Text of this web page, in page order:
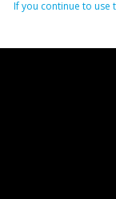
If you continue to use